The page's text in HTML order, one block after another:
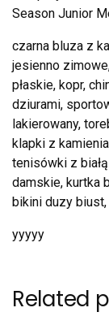
Season Junior
czarna bluza z
jesienno
płaskie, kopr,
dziurami,
lakierowany,
klapki z
tenisówki z
damskie, kurtka
bikini duzy
yyyyy
Related